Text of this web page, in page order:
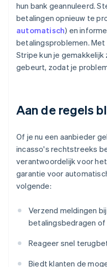
hun bank geannuleerd.
betalingen opnieuw te
automatisch) en
betalingsproblemen.
Stripe kun je
gebeurt, zodat je
Aan de regels
Of je nu een aanbieder
incasso's rechtstreeks
verantwoordelijk voor
garantie voor
volgende:
Verzend meldingen
betalingsbedragen of
Reageer snel
Biedt klanten de